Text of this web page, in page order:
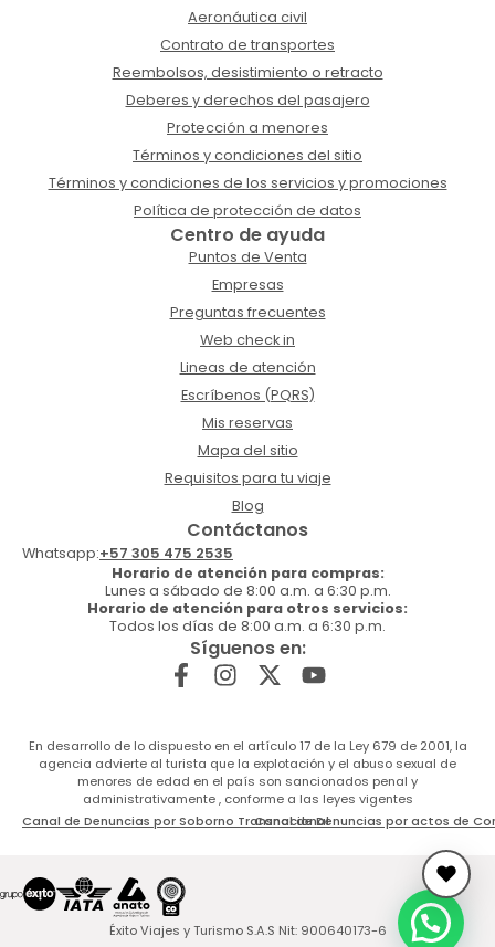
Aeronáutica civil
Contrato de transportes
Reembolsos, desistimiento o retracto
Deberes y derechos del pasajero
Protección a menores
Términos y condiciones del sitio
Términos y condiciones de los servicios y promociones
Política de protección de datos
Centro de ayuda
Puntos de Venta
Empresas
Preguntas frecuentes
Web check in
Lineas de atención
Escríbenos (PQRS)
Mis reservas
Mapa del sitio
Requisitos para tu viaje
Blog
Contáctanos
Whatsapp:+57 305 475 2535
Horario de atención para compras:
Lunes a sábado de 8:00 a.m. a 6:30 p.m.
Horario de atención para otros servicios:
Todos los días de 8:00 a.m. a 6:30 p.m.
Síguenos en:
En desarrollo de lo dispuesto en el artículo 17 de la Ley 679 de 2001, la
agencia advierte al turista que la explotación y el abuso sexual de
menores de edad en el país son sancionados penal y
administrativamente , conforme a las leyes vigentes
Canal de Denuncias por Soborno TransnacionalCanal de Denuncias por actos de
Éxito Viajes y Turismo S.A.S Nit: 900640173-6